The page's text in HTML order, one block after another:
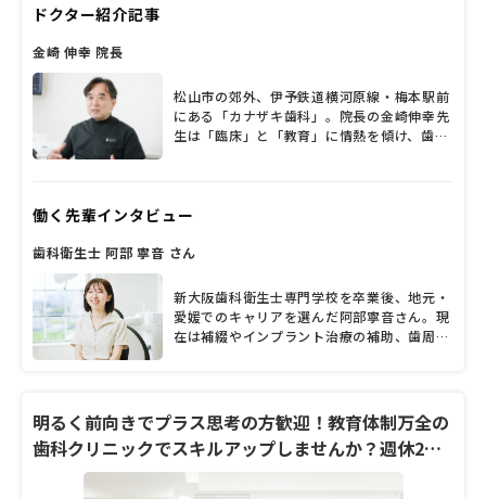
ドクター紹介記事
金崎 伸幸 院長
松山市の郊外、伊予鉄道横河原線・梅本駅前
にある「カナザキ歯科」。院長の金崎伸幸先
生は「臨床」と「教育」に情熱を傾け、歯科
生を考え、それぞれのライフステージに合っ
ろん、隣接県からも患者が訪れる。クリニッ
いに語ってもらった。
働く先輩インタビュー
歯科衛生士 阿部 寧音 さん
新大阪歯科衛生士専門学校を卒業後、地元・
愛媛でのキャリアを選んだ阿部寧音さん。現
在は補綴やインプラント治療の補助、歯周外
着実に成長を続けている阿部さんに、「カナ
ザキ歯科」で働く魅力や仕事の楽しさについ
て伺いました。
明るく前向きでプラス思考の方歓迎！教育体制万全の
歯科クリニックでスキルアップしませんか？週休2日
制・18時終業